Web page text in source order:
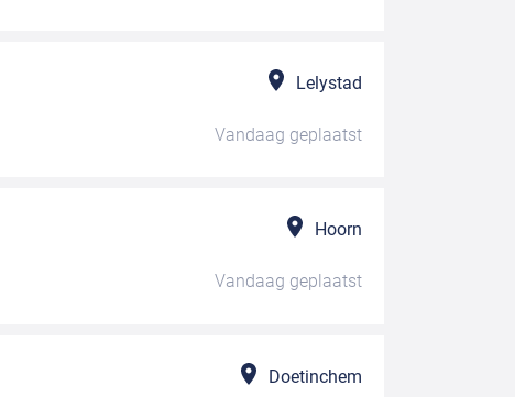
Lelystad
Vandaag geplaatst
Hoorn
Vandaag geplaatst
Doetinchem